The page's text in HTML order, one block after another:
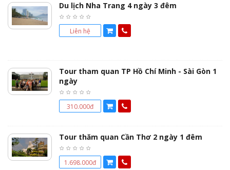
Du lịch Nha Trang 4 ngày 3 đêm
Liên hệ
Tour tham quan TP Hồ Chí Minh - Sài Gòn 1
ngày
310.000đ
Tour thăm quan Cần Thơ 2 ngày 1 đêm
1.698.000đ